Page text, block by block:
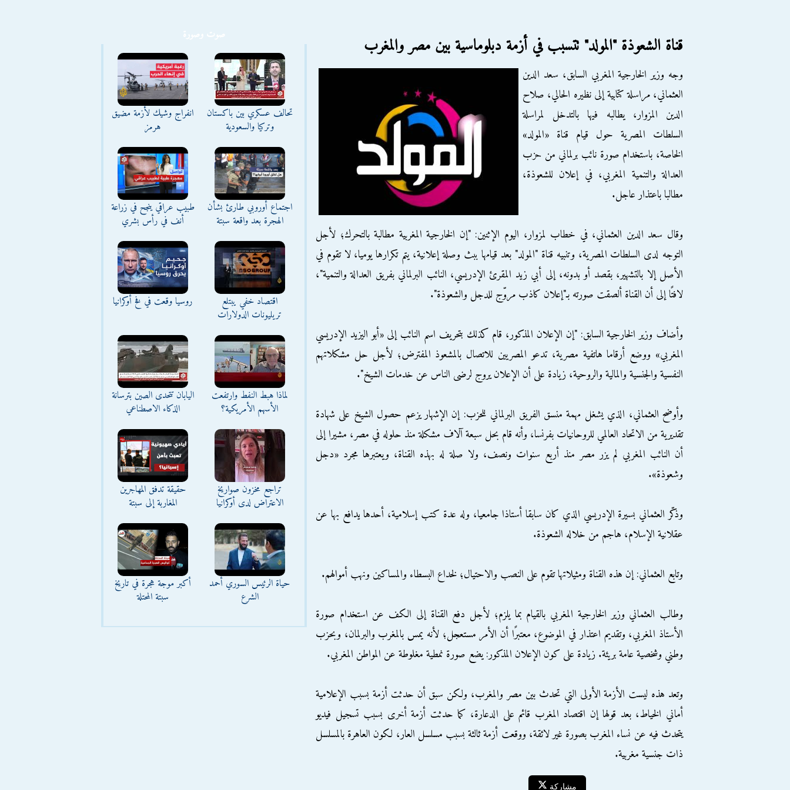
قناة الشعوذة "المولد" تتسبب في أزمة دبلوماسية بين مصر والمغرب
وجه وزير الخارجية المغربي السابق، سعد الدين
العثماني، مراسلة كتابية إلى نظيره الحالي، صلاح
الدين المزوار، يطالبه فيها بالتدخل لمراسلة
السلطات المصرية حول قيام قناة «المولد»
الخاصة، باستخدام صورة نائب برلماني من حزب
العدالة والتنمية المغربي، في إعلان للشعوذة،
مطالبا باعتذار عاجل.
وقال سعد الدين العثماني، في خطاب لمزوار، اليوم الإثنين: "إن الخارجية المغربية مطالبة بالتحرك؛ لأجل
التوجه لدى السلطات المصرية، وتنبيه قناة "المولد" بعد قيامها ببث وصلة إعلانية، يتم تكرارها يوميا، لا تقوم في
الأصل إلا بالتشهير، بقصد أو بدونه، إلى أبي زيد المقرئ الإدريسي، النائب البرلماني بفريق العدالة والتنمية"،
لافتًا إلى أن القناة ألصقت صورته بـ"إعلان كاذب مروّج للدجل والشعوذة".
وأضاف وزير الخارجية السابق: "إن الإعلان المذكور، قام كذلك بتحريف اسم النائب إلى «أبو اليزيد الإدريسي
المغربي» ووضع أرقاما هاتفية مصرية، تدعو المصريين للاتصال بالمشعوذ المفترض؛ لأجل حل مشكلاتهم
النفسية والجنسية والمالية والروحية، زيادة على أن الإعلان يروج لرضى الناس عن خدمات الشيخ".
وأوضح العثماني، الذي يشغل مهمة منسق الفريق البرلماني للحزب: إن الإشهار يزعم حصول الشيخ على شهادة
تقديرية من الاتحاد العالمي للروحانيات بفرنسا، وأنه قام بحل سبعة آلاف مشكلة منذ حلوله في مصر، مشيرا إلى
أن النائب المغربي لم يزر مصر منذ أربع سنوات ونصف، ولا صلة له بهذه القناة، ويعتبرها مجرد «دجل
وشعوذة».
وذكّر العثماني بسيرة الإدريسي الذي كان سابقا أستاذا جامعيا، وله عدة كتب إسلامية، أحدها يدافع بها عن
عقلانية الإسلام، هاجم من خلاله الشعوذة.
وتابع العثماني: إن هذه القناة ومثيلاتها تقوم على النصب والاحتيال؛ لخداع البسطاء والمساكين ونهب أموالهم.
وطالب العثماني وزير الخارجية المغربي بالقيام بما يلزم؛ لأجل دفع القناة إلى الكف عن استخدام صورة
الأستاذ المغربي، وتقديم اعتذار في الموضوع، معتبرًا أن الأمر مستعجل؛ لأنه يمس بالمغرب والبرلمان، وبحزب
وطني وشخصية عامة بريئة. زيادة على كون الإعلان المذكور: يضع صورة نمطية مغلوطة عن المواطن المغربي.
وتعد هذه ليست الأزمة الأولى التي تحدث بين مصر والمغرب، ولكن سبق أن حدثت أزمة بسبب الإعلامية
أماني الخياط، بعد قولها إن اقتصاد المغرب قائم على الدعارة، كما حدثت أزمة أخرى بسبب تسجيل فيديو
يتحدث فيه عن نساء المغرب بصورة غير لائقة، ووقعت أزمة ثالثة بسبب مسلسل العار، لكون العاهرة بالمسلسل
ذات جنسية مغربية.
مشاركة
تحالف عسكري بين باكستان
وتركيا والسعودية
انفراج وشيك لأزمة مضيق
هرمز
اجتماع أوروبي طارئ بشأن
الهجرة بعد واقعة سبتة
طبيب عراقي ينجح في زراعة
أنف في رأس بشري
اقتصاد خفي يبتلع
تريليونات الدولارات
روسيا وقعت في فخ أوكرانيا
لماذا هبط النفط وارتفعت
الأسهم الأمريكية؟
اليابان تتحدى الصين بترسانة
الذكاء الاصطناعي
تراجع مخزون صواريخ
الاعتراض لدى أوكرانيا
حقيقة تدفق المهاجرين
المغاربة إلى سبتة
حياة الرئيس السوري أحمد
الشرع
أكبر موجة هجرة في تاريخ
سبتة المحتلة